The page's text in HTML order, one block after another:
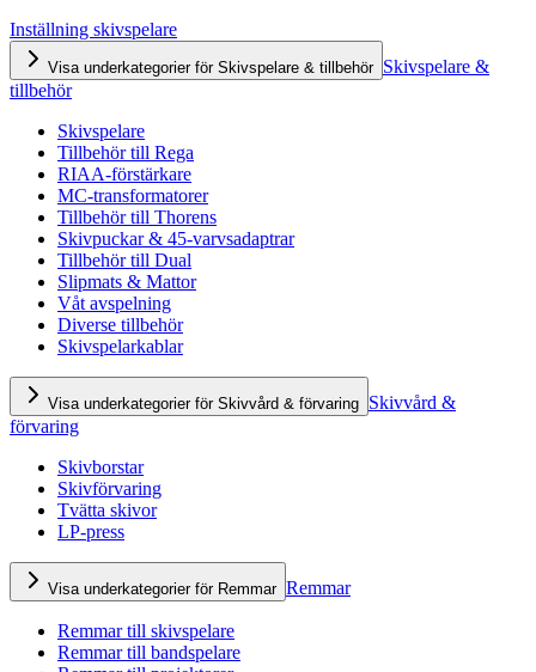
Inställning skivspelare
Visa underkategorier för Skivspelare & tillbehör Skivspelare &
tillbehör
Skivspelare
Tillbehör till Rega
RIAA-förstärkare
MC-transformatorer
Tillbehör till Thorens
Skivpuckar & 45-varvsadaptrar
Tillbehör till Dual
Slipmats & Mattor
Våt avspelning
Diverse tillbehör
Skivspelarkablar
Visa underkategorier för Skivvård & förvaring Skivvård &
förvaring
Skivborstar
Skivförvaring
Tvätta skivor
LP-press
Visa underkategorier för Remmar Remmar
Remmar till skivspelare
Remmar till bandspelare